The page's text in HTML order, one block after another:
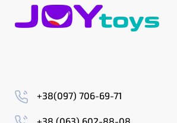
+38(097) 706-69-71
+38 (063) 602-88-08